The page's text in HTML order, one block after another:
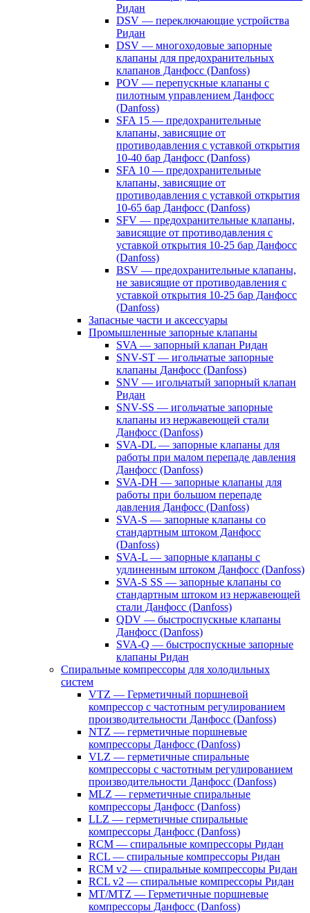
Ридан
DSV — переключающие устройства
Ридан
DSV — многоходовые запорные
клапаны для предохранительных
клапанов Данфосс (Danfoss)
POV — перепускные клапаны с
пилотным управлением Данфосс
(Danfoss)
SFA 15 — предохранительные
клапаны, зависящие от
противодавления с уставкой открытия
10-40 бар Данфосс (Danfoss)
SFA 10 — предохранительные
клапаны, зависящие от
противодавления с уставкой открытия
10-65 бар Данфосс (Danfoss)
SFV — предохранительные клапаны,
зависящие от противодавления с
уставкой открытия 10-25 бар Данфосс
(Danfoss)
BSV — предохранительные клапаны,
не зависящие от противодавления с
уставкой открытия 10-25 бар Данфосс
(Danfoss)
Запасные части и аксессуары
Промышленные запорные клапаны
SVA — запорный клапан Ридан
SNV-ST — игольчатые запорные
клапаны Данфосс (Danfoss)
SNV — игольчатый запорный клапан
Ридан
SNV-SS — игольчатые запорные
клапаны из нержавеющей стали
Данфосс (Danfoss)
SVA-DL — запорные клапаны для
работы при малом перепаде давления
Данфосс (Danfoss)
SVA-DH — запорные клапаны для
работы при большом перепаде
давления Данфосс (Danfoss)
SVA-S — запорные клапаны со
стандартным штоком Данфосс
(Danfoss)
SVA-L — запорные клапаны с
удлиненным штоком Данфосс (Danfoss)
SVA-S SS — запорные клапаны со
стандартным штоком из нержавеющей
стали Данфосс (Danfoss)
QDV — быстроспускные клапаны
Данфосс (Danfoss)
SVA-Q — быстроспускные запорные
клапаны Ридан
Спиральные компрессоры для холодильных
систем
VTZ — Герметичный поршневой
компрессор с частотным регулированием
производительности Данфосс (Danfoss)
NTZ — герметичные поршневые
компрессоры Данфосс (Danfoss)
VLZ — герметичные спиральные
компрессоры с частотным регулированием
производительности Данфосс (Danfoss)
MLZ — герметичные спиральные
компрессоры Данфосс (Danfoss)
LLZ — герметичные спиральные
компрессоры Данфосс (Danfoss)
RCM — спиральные компрессоры Ридан
RCL — спиральные компрессоры Ридан
RCM v2 — спиральные компрессоры Ридан
RCL v2 — спиральные компрессоры Ридан
MT/MTZ — Герметичные поршневые
компрессоры Данфосс (Danfoss)